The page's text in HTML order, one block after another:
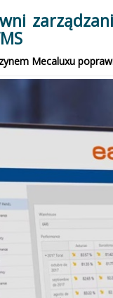
Mecaluxu